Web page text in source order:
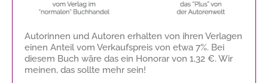
Autorinnen und Autoren erhalten von ihren Verlagen
einen Anteil vom Verkaufspreis von etwa 7%. Bei
diesem Buch wäre das ein Honorar von 1,32 €. Wir
meinen, das sollte mehr sein!